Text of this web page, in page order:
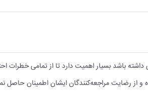
باشد بسیار اهمیت دارد تا از تمامی خطرات
از رضایت مراجعه‌کنندگان ایشان اطمینان حاصل